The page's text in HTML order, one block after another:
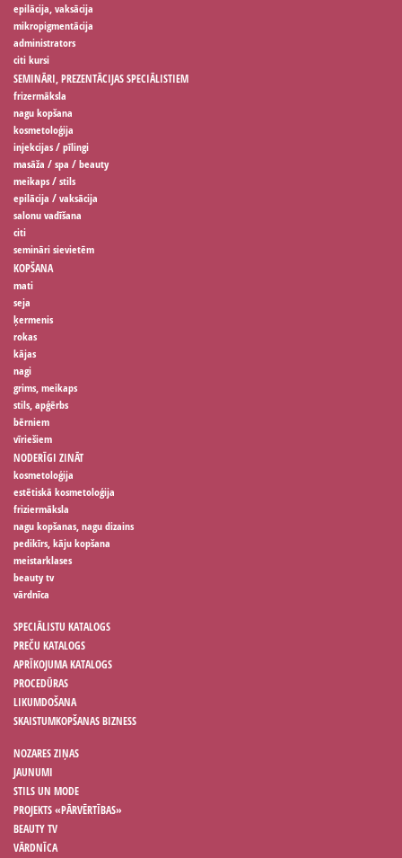
epilācija, vaksācija
mikropigmentācija
administrators
citi kursi
SEMINĀRI, PREZENTĀCIJAS SPECIĀLISTIEM
frizermāksla
nagu kopšana
kosmetoloģija
injekcijas / pīlingi
masāža / spa / beauty
meikaps / stils
epilācija / vaksācija
salonu vadīšana
citi
semināri sievietēm
KOPŠANA
mati
seja
ķermenis
rokas
kājas
nagi
grims, meikaps
stils, apģērbs
bērniem
vīriešiem
NODERĪGI ZINĀT
kosmetoloģija
estētiskā kosmetoloģija
friziermāksla
nagu kopšanas, nagu dizains
pedikīrs, kāju kopšana
meistarklases
beauty tv
vārdnīca
SPECIĀLISTU KATALOGS
PREČU KATALOGS
APRĪKOJUMA KATALOGS
PROCEDŪRAS
LIKUMDOŠANA
SKAISTUMKOPŠANAS BIZNESS
NOZARES ZIŅAS
JAUNUMI
STILS UN MODE
PROJEKTS «PĀRVĒRTĪBAS»
BEAUTY TV
VĀRDNĪCA